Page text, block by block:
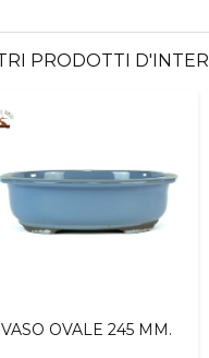
PRODOTTI
VASO OVALE 245 MM.